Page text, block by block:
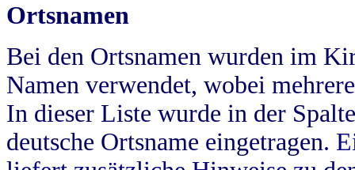
Ortsnamen
Bei den Ortsnamen wurden im
Namen verwendet, wobei
In dieser Liste wurde in der
deutsche Ortsname eingetragen.